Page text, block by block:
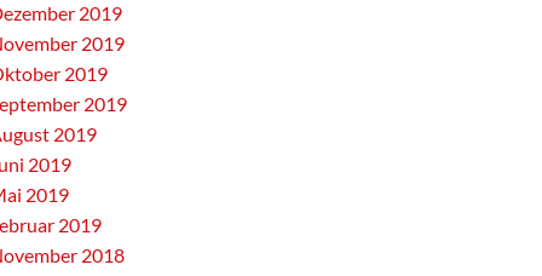
2019
2019
2019
2019
2019
2019
2019
2019
2018